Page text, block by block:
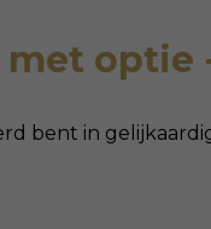
optie
bent in